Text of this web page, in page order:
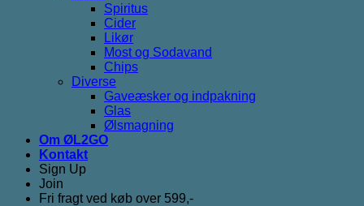
Spiritus
Cider
Likør
Most og Sodavand
Chips
Diverse
Gaveæsker og indpakning
Glas
Ølsmagning
Om ØL2GO
Kontakt
Sign Up
Join
Fri fragt ved køb over 599,-